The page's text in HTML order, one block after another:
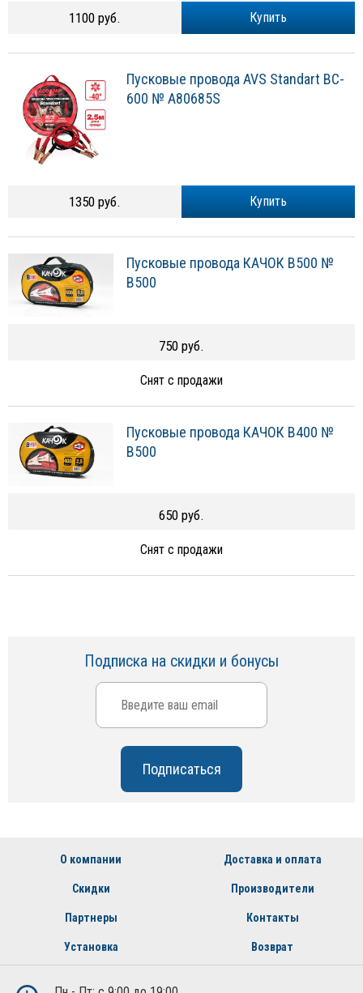
Купить
1100 руб.
Пусковые провода AVS Standart BC-
600 № A80685S
Купить
1350 руб.
Пусковые провода КАЧОК B500 №
B500
750 руб.
Снят с продажи
Пусковые провода КАЧОК B400 №
B500
650 руб.
Снят с продажи
Подписка на скидки и бонусы
О компании Доставка и оплата
Скидки Производители
Партнеры Контакты
Установка Возврат